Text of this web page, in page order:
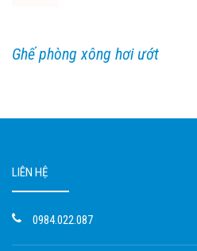
Ghế phòng xông hơi ướt
LIÊN HỆ
0984.022.087